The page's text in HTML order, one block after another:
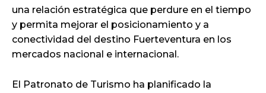
una relación estratégica que perdure en el tiempo
y permita mejorar el posicionamiento y a
conectividad del destino Fuerteventura en los
mercados nacional e internacional.
El Patronato de Turismo ha planificado la